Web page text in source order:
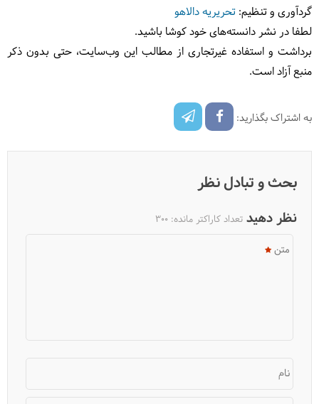
گردآوری و تنظیم: تحریریه دالاهو
لطفا در نشر دانسته‌های خود کوشا باشید.
برداشت و استفاده غیرتجاری از مطالب این وب‌سایت، حتی بدون ذکر
منبع آزاد است.
به اشتراک بگذارید:
بحث و تبادل نظر
نظر دهید تعداد کاراکتر مانده: 300
متن
نام